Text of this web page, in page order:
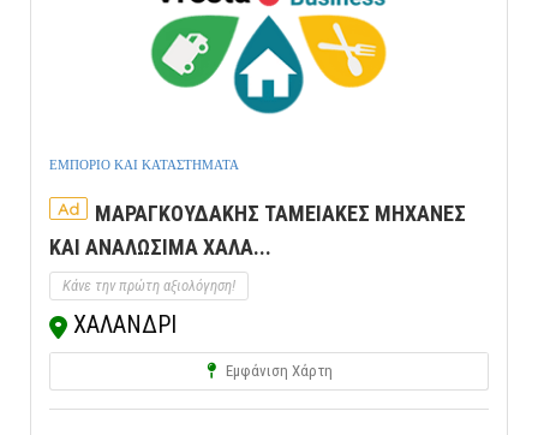
ΕΜΠΟΡΙΟ ΚΑΙ ΚΑΤΑΣΤΗΜΑΤΑ
Ad
ΜΑΡΑΓΚΟΥΔΑΚΗΣ ΤΑΜΕΙΑΚΕΣ ΜΗΧΑΝΕΣ
ΚΑΙ ΑΝΑΛΩΣΙΜΑ ΧΑΛΑ...
Κάνε την πρώτη αξιολόγηση!
ΧΑΛΑΝΔΡΙ
Εμφάνιση Χάρτη